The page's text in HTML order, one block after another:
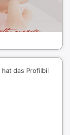
hat das Profilbil